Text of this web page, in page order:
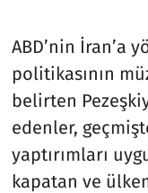
ABD’nin İran’a
politikasının
belirten
edenler,
yaptırımları
kapatan ve